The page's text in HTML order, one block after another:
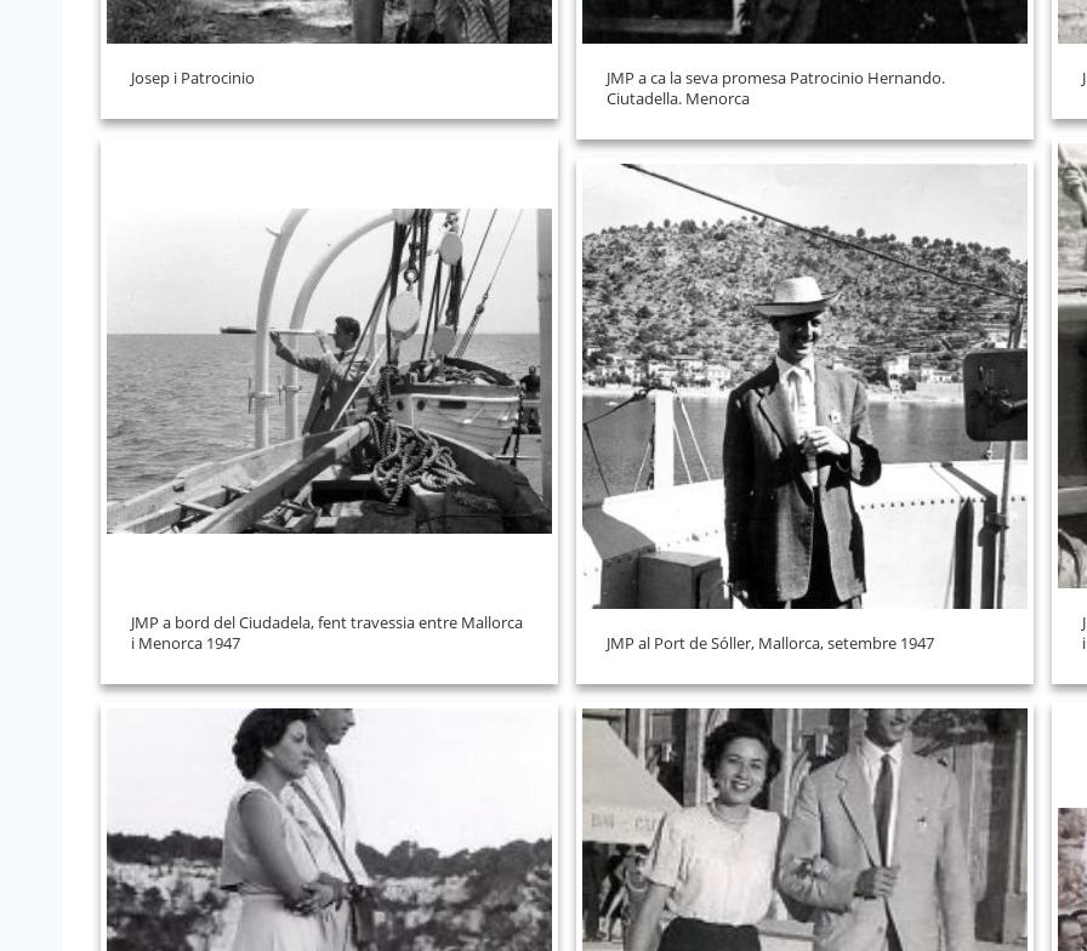
Josep i Patrocinio
JMP a ca la seva promesa Patrocinio Hernando.
Ciutadella. Menorca
JMP a bord del Ciudadela, fent travessia entre Mallorca
i Menorca 1947
JMP al Port de Sóller, Mallorca, setembre 1947